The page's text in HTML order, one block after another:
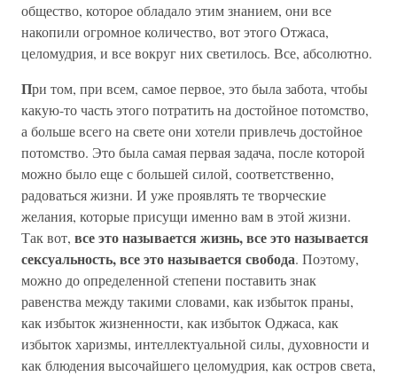
общество, которое обладало этим знанием, они все
накопили огромное количество, вот этого Отжаса,
целомудрия, и все вокруг них светилось. Все, абсолютно.
При том, при всем, самое первое, это была забота, чтобы
какую-то часть этого потратить на достойное потомство,
а больше всего на свете они хотели привлечь достойное
потомство. Это была самая первая задача, после которой
можно было еще с большей силой, соответственно,
радоваться жизни. И уже проявлять те творческие
желания, которые присущи именно вам в этой жизни.
Так вот, все это называется жизнь, все это называется
сексуальность, все это называется свобода. Поэтому,
можно до определенной степени поставить знак
равенства между такими словами, как избыток праны,
как избыток жизненности, как избыток Оджаса, как
избыток харизмы, интеллектуальной силы, духовности и
как блюдения высочайшего целомудрия, как остров света,